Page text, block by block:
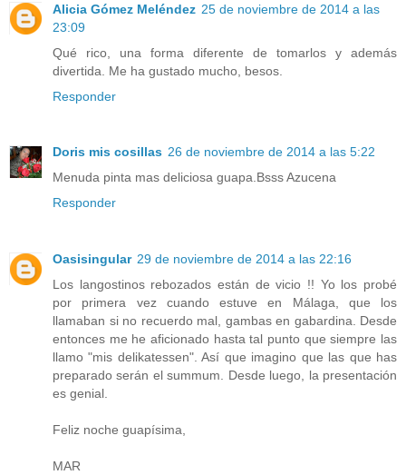
Alicia Gómez Meléndez 25 de noviembre de 2014 a las
23:09
Qué rico, una forma diferente de tomarlos y además
divertida. Me ha gustado mucho, besos.
Responder
Doris mis cosillas 26 de noviembre de 2014 a las 5:22
Menuda pinta mas deliciosa guapa.Bsss Azucena
Responder
Oasisingular 29 de noviembre de 2014 a las 22:16
Los langostinos rebozados están de vicio !! Yo los probé
por primera vez cuando estuve en Málaga, que los
llamaban si no recuerdo mal, gambas en gabardina. Desde
entonces me he aficionado hasta tal punto que siempre las
llamo "mis delikatessen". Así que imagino que las que has
preparado serán el summum. Desde luego, la presentación
es genial.
Feliz noche guapísima,
MAR